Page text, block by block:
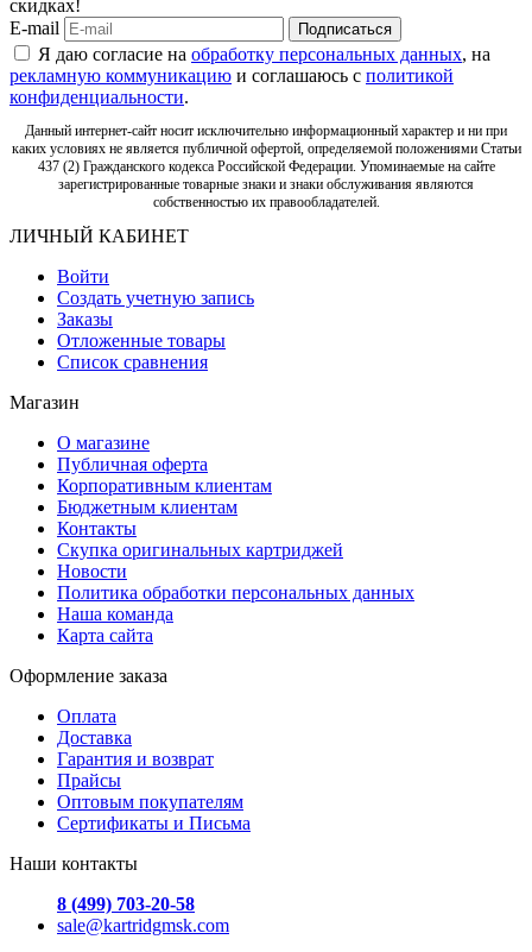
скидках!
E-mail
Подписаться
Я даю согласие на обработку персональных данных, на
рекламную коммуникацию и соглашаюсь с политикой
конфиденциальности.
Данный интернет-сайт носит исключительно информационный характер и ни при
каких условиях не является публичной офертой, определяемой положениями Статьи
437 (2) Гражданского кодекса Российской Федерации. Упоминаемые на сайте
зарегистрированные товарные знаки и знаки обслуживания являются
собственностью их правообладателей.
ЛИЧНЫЙ КАБИНЕТ
Войти
Создать учетную запись
Заказы
Отложенные товары
Список сравнения
Магазин
О магазине
Публичная оферта
Корпоративным клиентам
Бюджетным клиентам
Контакты
Скупка оригинальных картриджей
Новости
Политика обработки персональных данных
Наша команда
Карта сайта
Оформление заказа
Оплата
Доставка
Гарантия и возврат
Прайсы
Оптовым покупателям
Сертификаты и Письма
Наши контакты
8 (499) 703-20-58
sale@kartridgmsk.com